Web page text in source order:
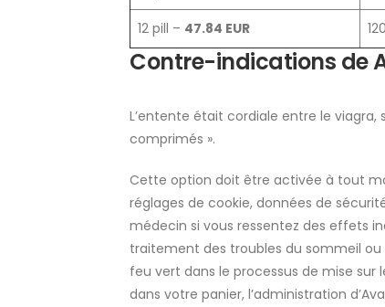
12 pill – 47.84 EUR
Contre-indications de
L’entente était cordiale entre le viagra,
comprimés ».
Cette option doit être activée à tout
réglages de cookie, données de
médecin si vous ressentez des effets
traitement des troubles du sommeil
feu vert dans le processus de mise
dans votre panier, l’administration